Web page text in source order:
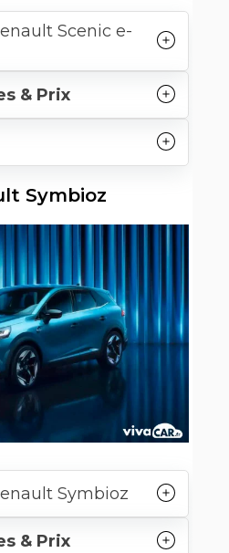
Scenic e-
& Prix
Symbioz
Symbioz
& Prix